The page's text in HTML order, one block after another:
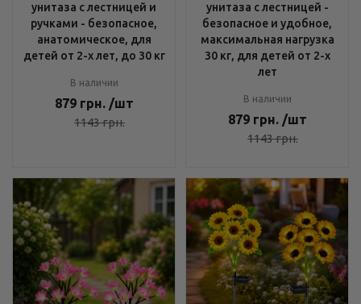
унитаза с лестницей и
ручками - безопасное,
анатомическое, для
детей от 2-х лет, до 30 кг
В наличии
879 грн. /шт
1143грн.
унитаза с лестницей -
безопасное и удобное,
максимальная нагрузка
30 кг, для детей от 2-х
лет
В наличии
879 грн. /шт
1143грн.